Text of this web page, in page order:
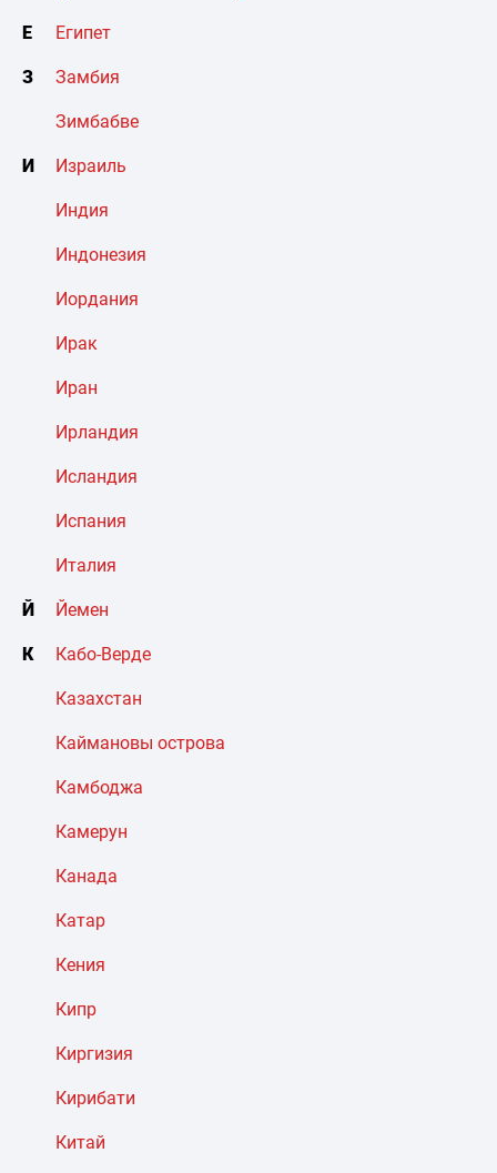
Е Египет
З Замбия
Зимбабве
И Израиль
Индия
Индонезия
Иордания
Ирак
Иран
Ирландия
Исландия
Испания
Италия
Й Йемен
К Кабо-Верде
Казахстан
Каймановы острова
Камбоджа
Камерун
Канада
Катар
Кения
Кипр
Киргизия
Кирибати
Китай